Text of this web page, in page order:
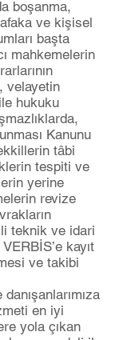
boşanma,
ve kişisel
başta
mahkemelerin
velayetin
hukuku
Kanunu
tâbi
tespiti ve
yerine
revize
teknik ve idari
kayıt
ve takibi
en iyi
yola çıkan